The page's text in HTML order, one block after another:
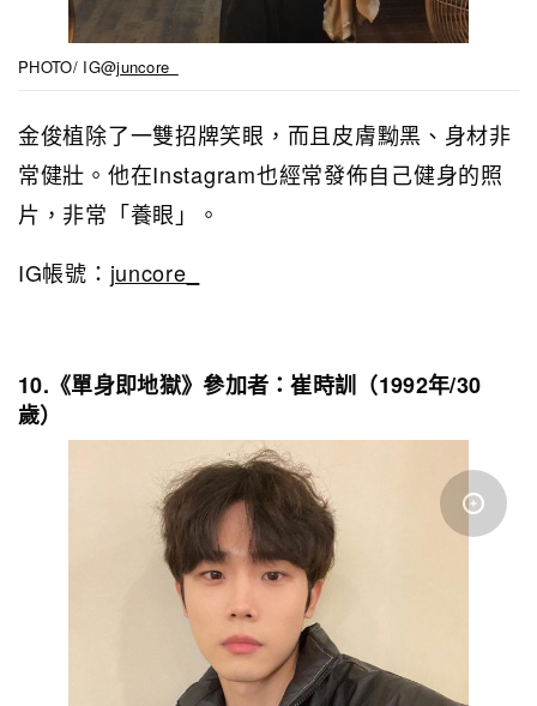
PHOTO/ IG@juncore_
金俊植除了一雙招牌笑眼，而且皮膚黝黑、身材非
常健壯。他在Instagram也經常發佈自己健身的照
片，非常「養眼」。
IG帳號： juncore_
10.《單身即地獄》參加者：崔時訓（1992年/30
歲）